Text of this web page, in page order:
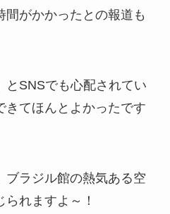
間がかかったとの報道も
とSNSでも心配されてい
きてほんとよかったです
ブラジル館の熱気ある空
れますよ～！